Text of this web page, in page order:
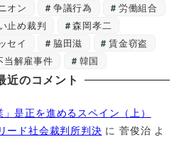
オン
争議行為
労働組合
止め裁判
森岡孝二
セイ
脇田滋
賃金窃盗
当解雇事件 韓国
近のコメント
是正を進めるスペイン（上）
ード社会裁判所判決 に菅俊治 よ